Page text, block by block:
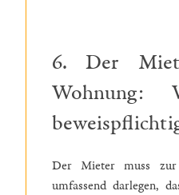
6. Der
Der Mieter muss zur
umfassend darlegen,